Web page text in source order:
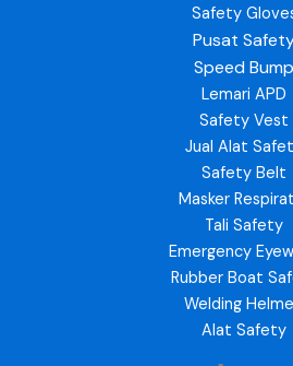
Safety
Pusat
Speed Bump
Lemari APD
Safety Vest
Jual Alat
Safety Belt
Masker
Tali Safety
Emergency
Rubber Boat
Welding
Alat Safety